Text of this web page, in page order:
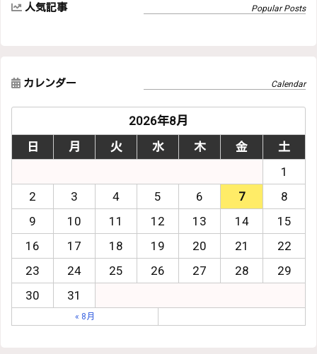
人気記事
カレンダー
2026年8月
日
月 火 水 木 金
土
1
2
3 4 5 6 7
8
9
10 11 12 13 14
15
16
17 18 19 20 21
22
23
24 25 26 27 28
29
30
31
« 8月